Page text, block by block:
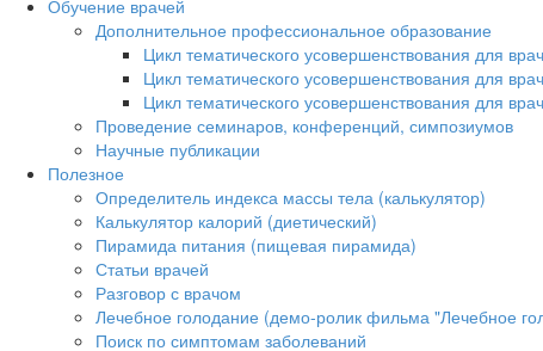
Обучение врачей
Дополнительное профессиональное образование
Цикл тематического усовершенствования для
Цикл тематического усовершенствования для
Цикл тематического усовершенствования для
Проведение семинаров, конференций, симпозиумов
Научные публикации
Полезное
Определитель индекса массы тела (калькулятор)
Калькулятор калорий (диетический)
Пирамида питания (пищевая пирамида)
Статьи врачей
Разговор с врачом
Лечебное голодание (демо-ролик фильма "Лечебное
Поиск по симптомам заболеваний